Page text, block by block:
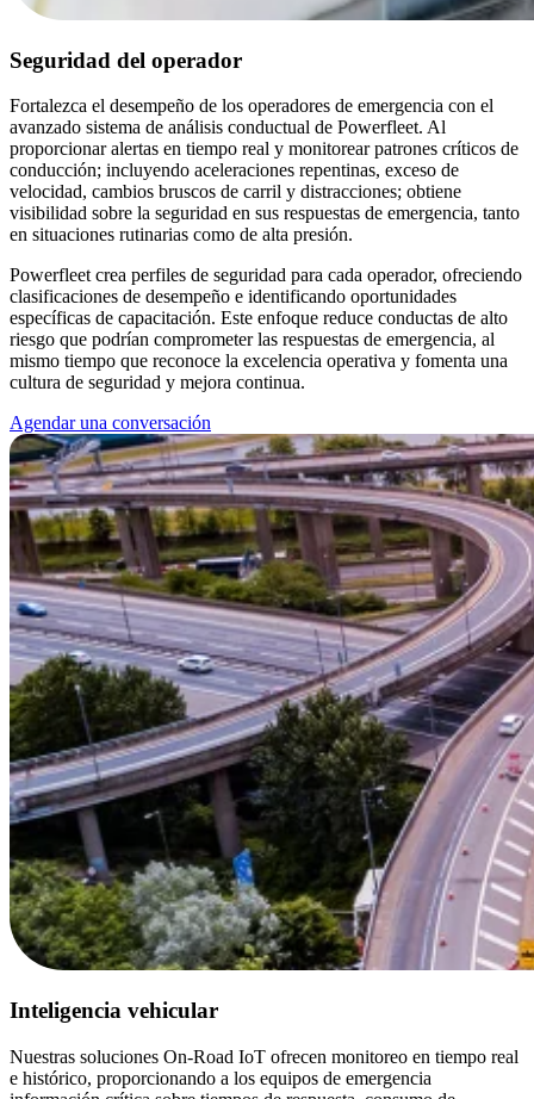
Seguridad del operador
Fortalezca el desempeño de los operadores de emergencia con el
avanzado sistema de análisis conductual de Powerfleet. Al
proporcionar alertas en tiempo real y monitorear patrones críticos de
conducción; incluyendo aceleraciones repentinas, exceso de
velocidad, cambios bruscos de carril y distracciones; obtiene
visibilidad sobre la seguridad en sus respuestas de emergencia, tanto
en situaciones rutinarias como de alta presión.
Powerfleet crea perfiles de seguridad para cada operador, ofreciendo
clasificaciones de desempeño e identificando oportunidades
específicas de capacitación. Este enfoque reduce conductas de alto
riesgo que podrían comprometer las respuestas de emergencia, al
mismo tiempo que reconoce la excelencia operativa y fomenta una
cultura de seguridad y mejora continua.
Agendar una conversación
Inteligencia vehicular
Nuestras soluciones On-Road IoT ofrecen monitoreo en tiempo real
e histórico, proporcionando a los equipos de emergencia